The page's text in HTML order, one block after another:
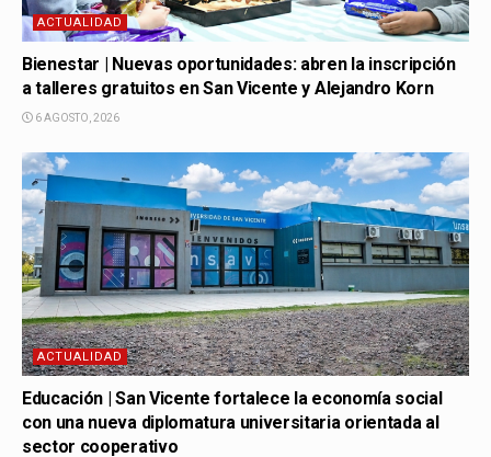
ACTUALIDAD
Bienestar | Nuevas oportunidades: abren la inscripción
a talleres gratuitos en San Vicente y Alejandro Korn
6 AGOSTO, 2026
ACTUALIDAD
Educación | San Vicente fortalece la economía social
con una nueva diplomatura universitaria orientada al
sector cooperativo